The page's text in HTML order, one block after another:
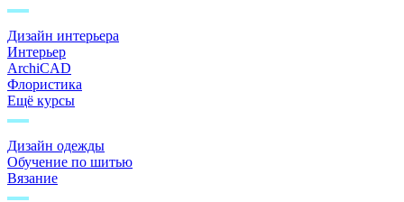
Дизайн интерьера
Интерьер
ArchiCAD
Флористика
Ещё курсы
Дизайн одежды
Обучение по шитью
Вязание